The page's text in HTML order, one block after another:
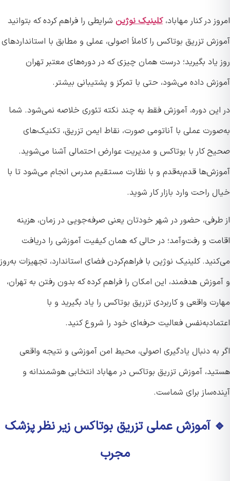
در کنار مهاباد،کلینیک نوژینشرایطی را فراهم کرده که بتوانید
تزریق بوتاکس را کاملاً اصولی، عملی و مطابق با استانداردهای
یاد بگیرید؛ درست همان چیزی که در دوره‌های معتبر تهران
داده می‌شود، حتی با تمرکز و پشتیبانی بیشتر.
دوره، آموزش فقط به چند نکته تئوری خلاصه نمی‌شود. شما
عملی با آناتومی صورت، نقاط ایمن تزریق، تکنیک‌های
کار با بوتاکس و مدیریت عوارض احتمالی آشنا می‌شوید.
قدم‌به‌قدم و با نظارت مستقیم مدرس انجام می‌شود تا با
راحت وارد بازار کار شوید.
حضور در شهر خودتان یعنی صرفه‌جویی در زمان، هزینه
و رفت‌وآمد؛ در حالی که همان کیفیت آموزشی را دریافت
کلینیک نوژین با فراهم‌کردن فضای استاندارد، تجهیزات به‌روز
هدفمند، این امکان را فراهم کرده که بدون رفتن به تهران،
واقعی و کاربردی تزریق بوتاکس را یاد بگیرید و با
فعالیت حرفه‌ای خود را شروع کنید.
به دنبال یادگیری اصولی، محیط امن آموزشی و نتیجه واقعی
آموزش تزریق بوتاکس در مهاباد انتخابی هوشمندانه و
برای شماست.
آموزش عملی تزریق بوتاکس زیر نظر پزشک
مجرب